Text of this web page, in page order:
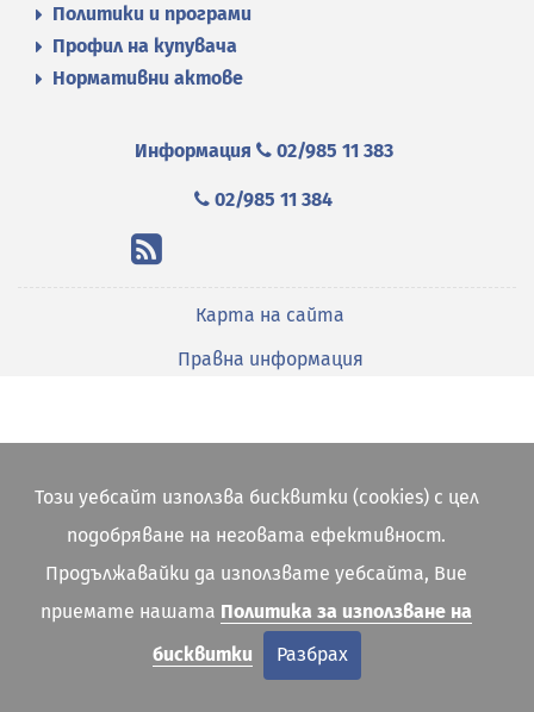
Политики и програми
Профил на купувача
Нормативни актове
Информация 02/985 11 383
02/985 11 384
Карта на сайта
Правна информация
Този уебсайт използва бисквитки (cookies) с цел
подобряване на неговата ефективност.
Продължавайки да използвате уебсайта, Вие
приемате нашата Политика за използване на
бисквитки
Разбрах